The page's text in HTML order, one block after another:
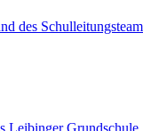
des
Leibinger Grundschule